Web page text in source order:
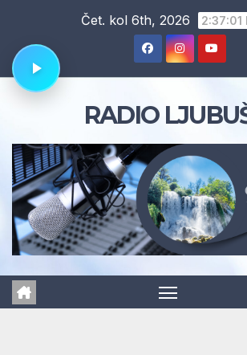
content
Čet. kol 6th, 2026 2:37:02
RADIO